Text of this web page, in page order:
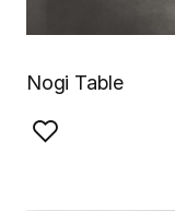
Nogi Table